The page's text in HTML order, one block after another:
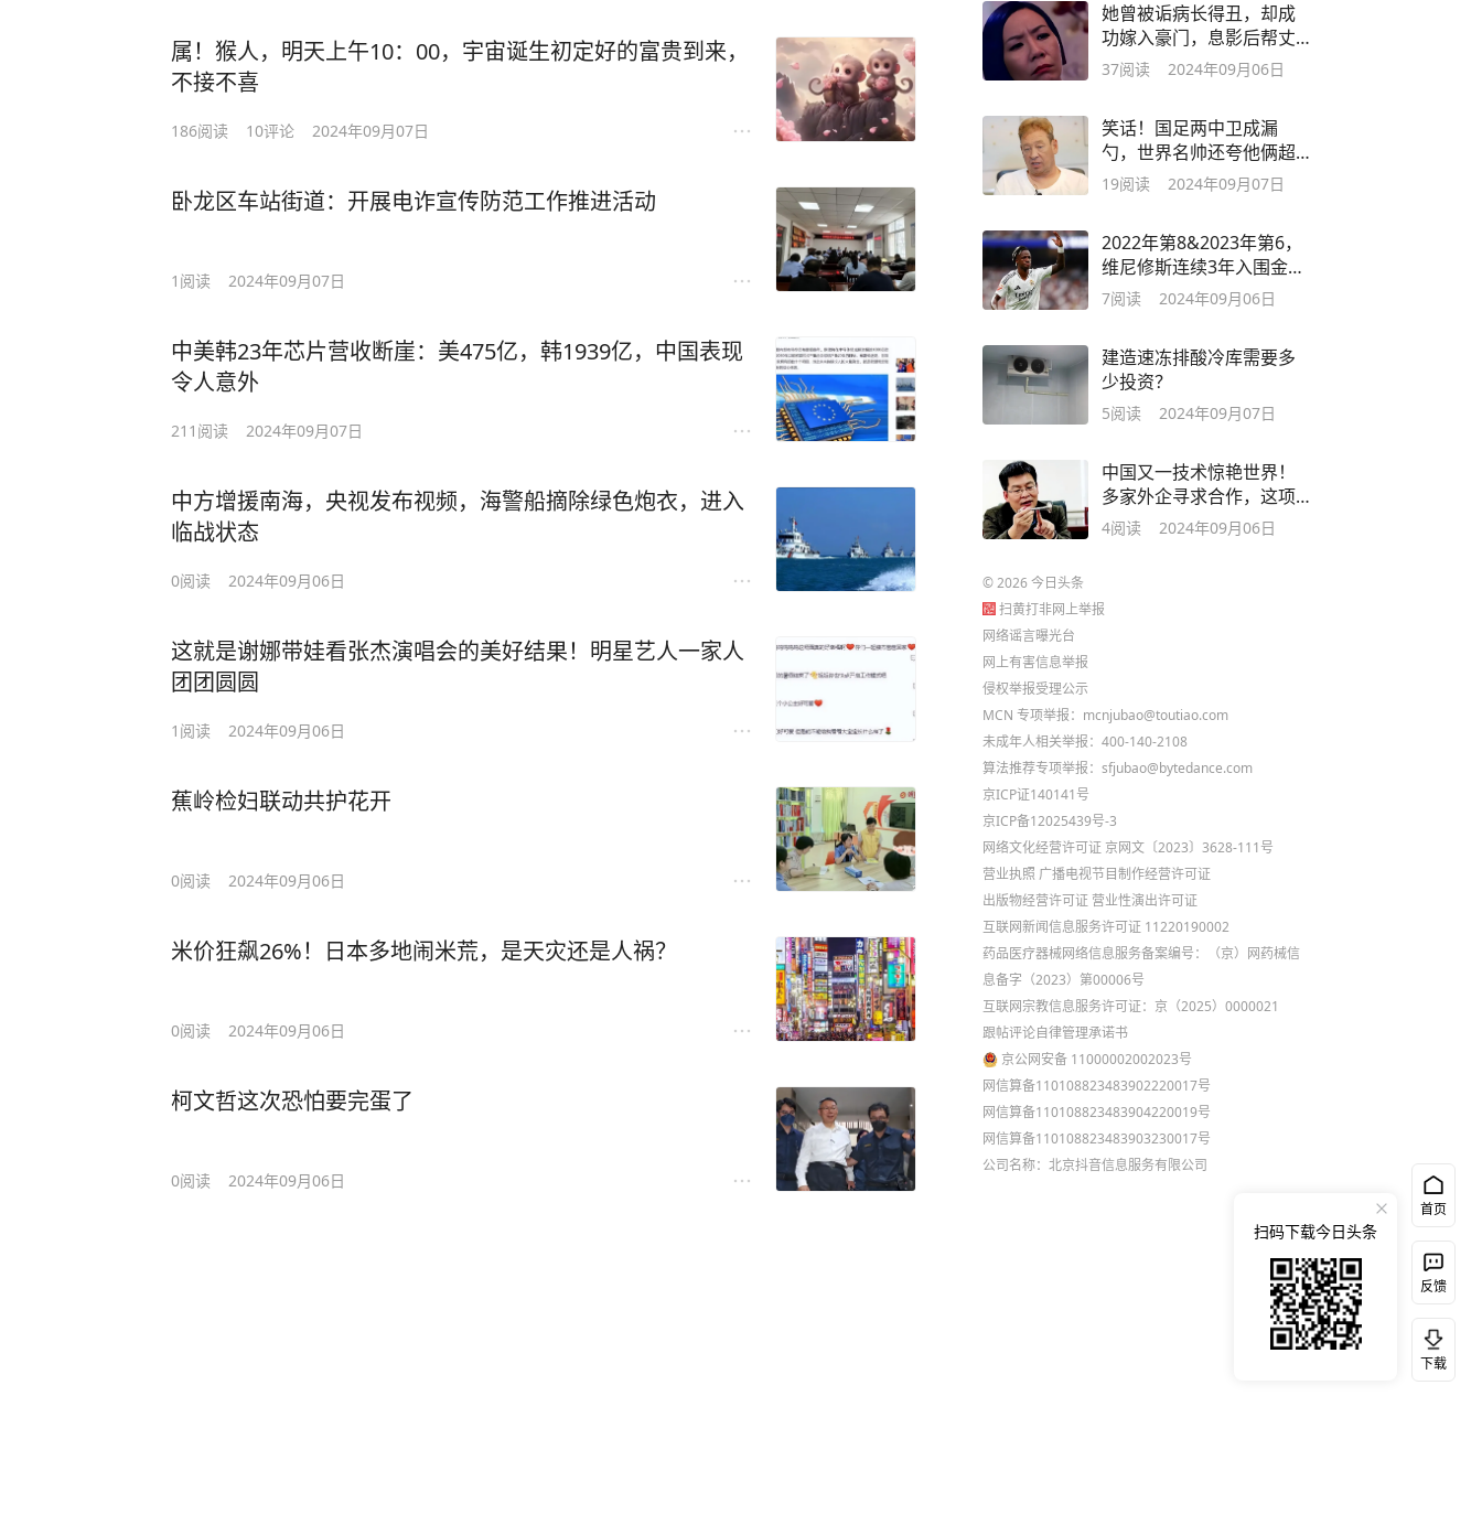
属！猴人，明天上午10：00，宇宙诞生初定好的富贵到来，
不接不喜
186阅读 10评论 2024年09月07日
卧龙区车站街道：开展电诈宣传防范工作推进活动
1 阅读 2024年09月07日
中美韩23年芯片营收断崖：美475亿，韩1939亿，中国表现
令人意外
211 阅读 2024年09月07日
中方增援南海，央视发布视频，海警船摘除绿色炮衣，进入
临战状态
0阅读 2024年09月06日
这就是谢娜带娃看张杰演唱会的美好结果！明星艺人一家人
团团圆圆
1 阅读 2024年09月06日
蕉岭检妇联动共护花开
0阅读 2024年09月06日
米价狂飙26%！日本多地闹米荒，是天灾还是人祸？
0阅读 2024年09月06日
柯文哲这次恐怕要完蛋了
0阅读 2024年09月06日
她曾被诟病长得丑，却成
功嫁入豪门，息影后帮丈
夫打理万贯家产
37阅读 2024年09月06日
笑话！国足两中卫成漏
勺，世界名帅还夸他俩超
俄国脚，徐根宝心痛
19阅读 2024年09月07日
2022年第8&2023年第6，
维尼修斯连续3年入围金球
奖名单
7阅读 2024年09月06日
建造速冻排酸冷库需要多
少投资？
5阅读 2024年09月07日
中国又一技术惊艳世界！
多家外企寻求合作，这项
黑科技有多牛
4阅读 2024年09月06日
©2026今日头条
扫黄打非网上举报
网络谣言曝光台
网上有害信息举报
侵权举报受理公示
MCN 专项举报：mcnjubao@toutiao.com
未成年人相关举报：400-140-2108
算法推荐专项举报：sfjubao@bytedance.com
京ICP证140141号
京ICP备12025439号-3
网络文化经营许可证 京网文〔2023〕3628-111号
营业执照 广播电视节目制作经营许可证
出版物经营许可证 营业性演出许可证
互联网新闻信息服务许可证 11220190002
药品医疗器械网络信息服务备案编号：（京）网药械信
息备字（2023）第00006号
互联网宗教信息服务许可证：京（2025）0000021
跟帖评论自律管理承诺书
京公网安备 11000002002023号
网信算备110108823483902220017号
网信算备110108823483904220019号
网信算备110108823483903230017号
公司名称：北京抖音信息服务有限公司
首页
反馈
下载
扫码下载今日头条